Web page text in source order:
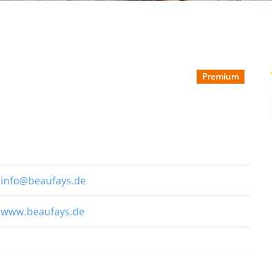
Premium
info@beaufays.de
www.beaufays.de